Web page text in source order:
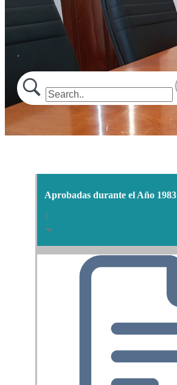
.
Aprobadas durante el Año 1983
4